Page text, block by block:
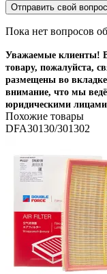
Отправить свой вопрос
Пока нет вопросов
Уважаемые клиенты! В
товару, пожалуйста,
размещены во
внимание, что мы
юридическими
Похожие товары
DFA30130/301302